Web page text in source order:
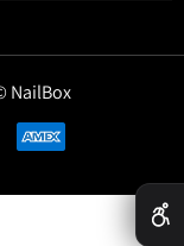
All Rights Reserved © NailBox | ניילבוקס